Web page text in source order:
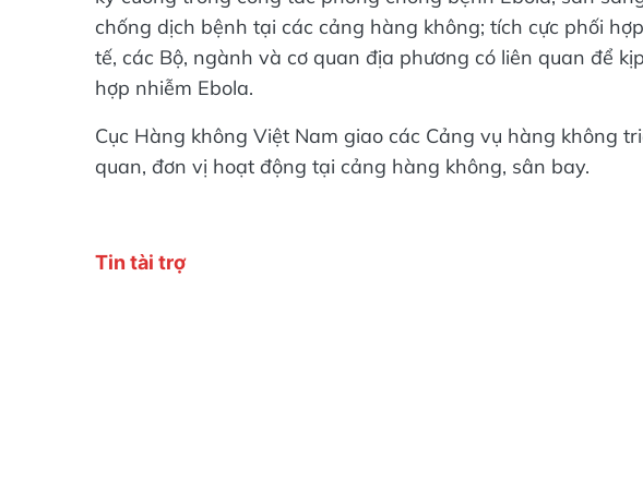
chống dịch bệnh tại các cảng hàng không; tích cực phối
tế, các Bộ, ngành và cơ quan địa phương có liên quan để
hợp nhiễm Ebola.
Cục Hàng không Việt Nam giao các Cảng vụ hàng không
quan, đơn vị hoạt động tại cảng hàng không, sân bay.